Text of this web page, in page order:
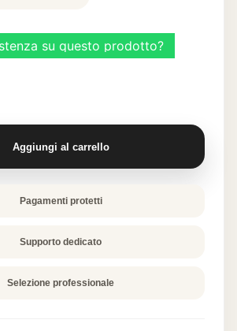
Aggiungi al carrello
Pagamenti protetti
Supporto dedicato
Selezione professionale